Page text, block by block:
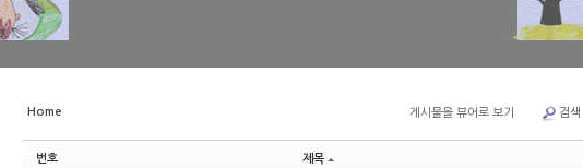
Home 게시물을 뷰어로 보기 검색
번호 제목